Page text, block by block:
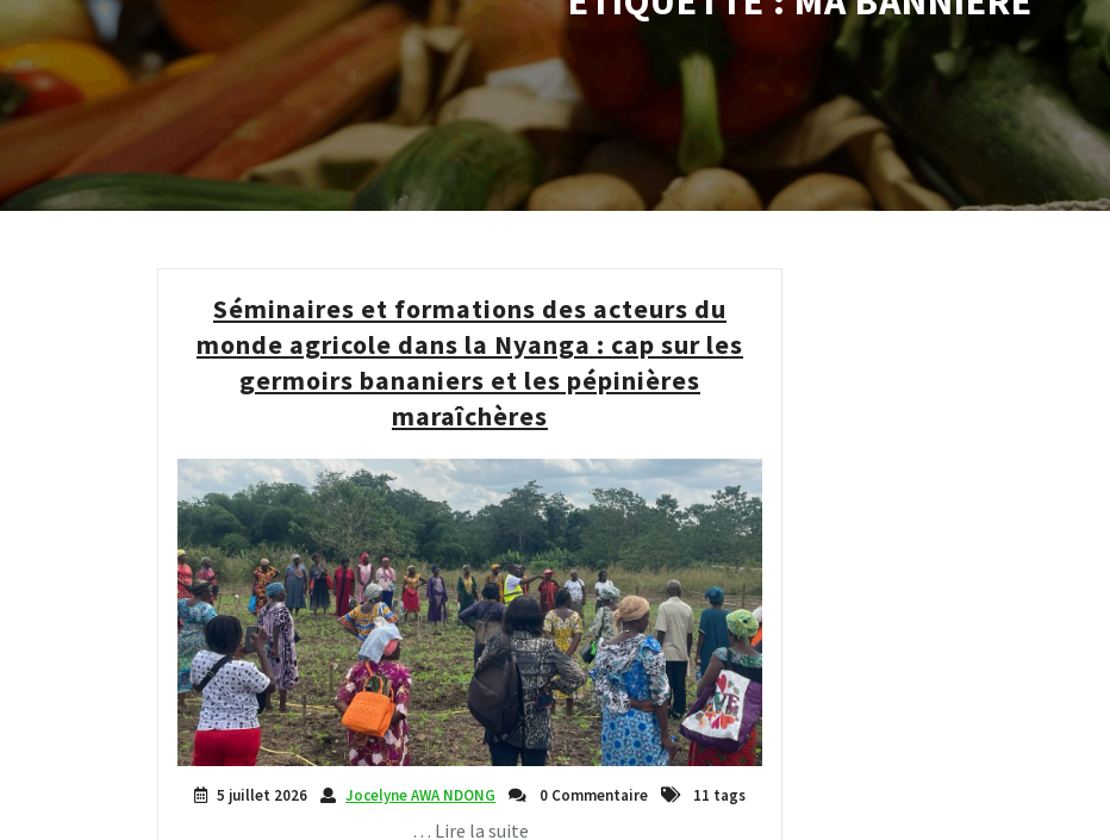
Séminaires et formations des acteurs du
monde agricole dans la Nyanga : cap sur les
germoirs bananiers et les pépinières
maraîchères
5 juillet 2026 Jocelyne AWA NDONG 0 Commentaire 11 tags
… Lire la suite